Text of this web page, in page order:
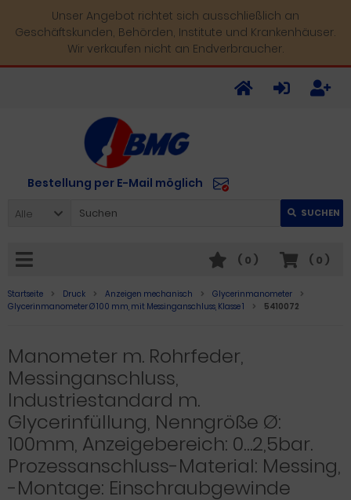
Unser Angebot richtet sich ausschließlich an
Geschäftskunden, Behörden, Institute und Krankenhäuser.
Wir verkaufen nicht an Endverbraucher.
Bestellung per E-Mail möglich
Alle SUCHEN
( 0 )
( 0 )
Startseite Druck Anzeigen mechanisch
Glycerinmanometer
Glycerinmanometer Ø 100 mm, mit Messinganschluss, Klasse 1
5410072
Manometer m. Rohrfeder,
Messinganschluss,
Industriestandard m.
Glycerinfüllung, Nenngröße Ø:
100mm, Anzeigebereich: 0…2,5bar.
Prozessanschluss-Material: Messing,
-Montage: Einschraubgewinde